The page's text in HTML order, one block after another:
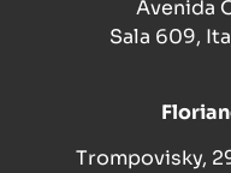
Avenida
Sala 609,
Trompovisky,